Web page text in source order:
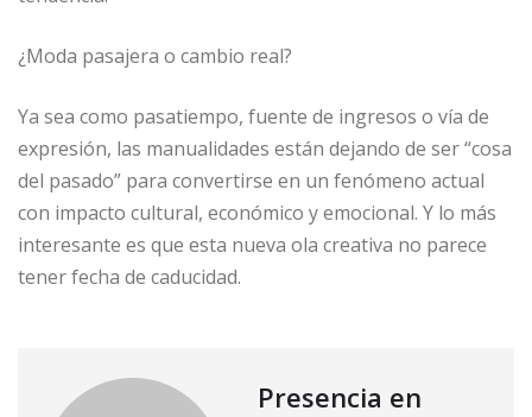
¿Moda pasajera o cambio real?
Ya sea como pasatiempo, fuente de ingresos o vía de
expresión, las manualidades están dejando de ser “cosa
del pasado” para convertirse en un fenómeno actual
con impacto cultural, económico y emocional. Y lo más
interesante es que esta nueva ola creativa no parece
tener fecha de caducidad.
Presencia en